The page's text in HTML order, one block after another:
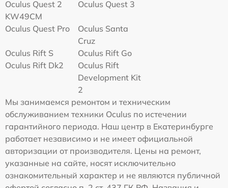
Oculus Quest 2
KW49CM
Oculus Quest 3
Oculus Quest Pro
Oculus Santa
Cruz
Oculus Rift S
Oculus Rift Go
Oculus Rift Dk2
Oculus Rift
Development Kit
2
Мы занимаемся ремонтом и техническим
обслуживанием техники Oculus по истечении
гарантийного периода. Наш центр в Екатеринбурге
работает независимо и не имеет официальной
авторизации от производителя. Цены на ремонт,
указанные на сайте, носят исключительно
ознакомительный характер и не являются публичной